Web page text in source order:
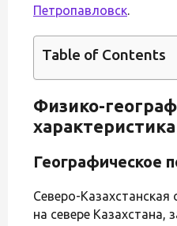
Петропавловск.
Table of Contents
Физико-
характеристика
Географическое
Северо-
на севере